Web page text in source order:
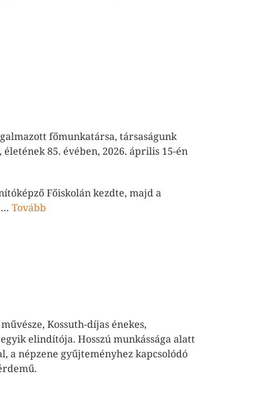
főmunkatársa, társaságunk
85. évében, 2026. április 15-én
Főiskolán kezdte, majd a
… Tovább
Kossuth-díjas énekes,
elindítója. Hosszú munkássága alatt
a népzene gyűjteményhez kapcsolódó